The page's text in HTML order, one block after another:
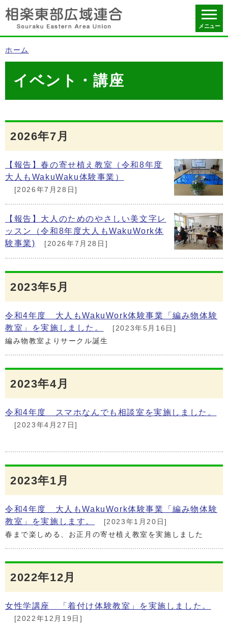
メニュー
ホーム
イベント・講座
2026年7月
【報告】春の寄せ植え教室（令和8年度
大人もWakuWaku体験事業）
[2026年7月28日]
【報告】大人のためのやさしい美文字レ
ッスン（令和8年度大人もWakuWork体
験事業)
[2026年7月28日]
2023年5月
令和4年度 大人もWakuWork体験事業「編み物体験
教室」を実施しました。
[2023年5月16日]
編み物教室よりサークル誕生
2023年4月
令和4年度 スマホなんでも相談室を実施しました。
[2023年4月27日]
2023年1月
令和4年度 大人もWakuWork体験事業「編み物体験
教室」を実施します。
[2023年1月20日]
春まで楽しめる、お正月の寄せ植え教室を実施しました
2022年12月
女性学講座 「着付け体験教室」を実施しました。
[2022年12月19日]